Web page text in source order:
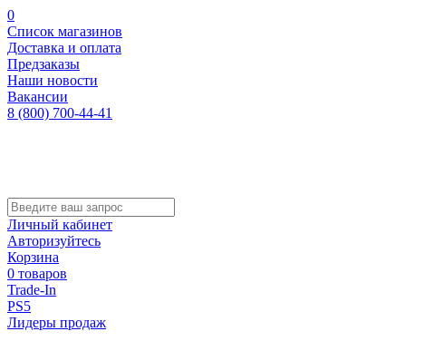
0
Список магазинов
Доставка и оплата
Предзаказы
Наши новости
Вакансии
8 (800) 700-44-41
Личный кабинет
Авторизуйтесь
Корзина
0 товаров
Trade-In
PS5
Лидеры продаж